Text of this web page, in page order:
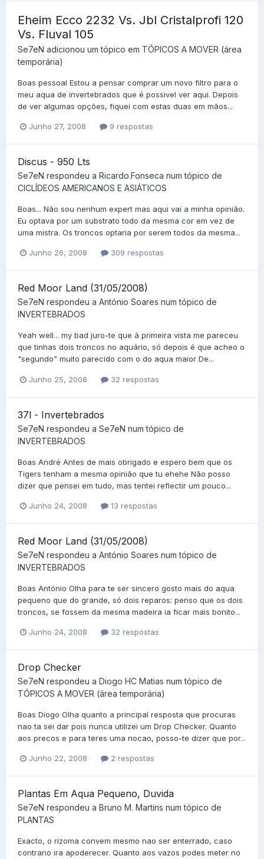
Eheim Ecco 2232 Vs. Jbl Cristalprofi 120
Vs. Fluval 105
Se7eN adicionou um tópico em TÓPICOS A MOVER (área
temporária)
Boas pessoal Estou a pensar comprar um novo filtro para o
meu aqua de invertebrados que é possivel ver aqui. Depois
de ver algumas opções, fiquei com estas duas em mãos...
Junho 27, 2008 9 respostas
Discus - 950 Lts
Se7eN respondeu a Ricardo.Fonseca num tópico de
CICLÍDEOS AMERICANOS E ASIÁTICOS
Boas... Não sou nenhum expert mas aqui vai a minha opinião.
Eu optava por um substrato todo da mesma cor em vez de
uma mistra. Os troncos optaria por serem todos da mesma...
Junho 26, 2008 309 respostas
Red Moor Land (31/05/2008)
Se7eN respondeu a António Soares num tópico de
INVERTEBRADOS
Yeah well... my bad juro-te que à primeira vista me pareceu
que tinhas dois troncos no aquário, só depois é que acheo o
"segundo" muito parecido com o do aqua maior De...
Junho 25, 2008 32 respostas
37l - Invertebrados
Se7eN respondeu a Se7eN num tópico de
INVERTEBRADOS
Boas André Antes de mais obrigado e espero bem que os
Tigers tenham a mesma opinião que tu ehehe Não posso
dizer que pensei em tudo, mas tentei reflectir um pouco...
Junho 24, 2008 13 respostas
Red Moor Land (31/05/2008)
Se7eN respondeu a António Soares num tópico de
INVERTEBRADOS
Boas António Olha para te ser sincero gosto mais do aqua
pequeno que do grande, só dois reparos: penso que os dois
troncos, se fossem da mesma madeira ia ficar mais bonito...
Junho 24, 2008 32 respostas
Drop Checker
Se7eN respondeu a Diogo HC Matias num tópico de
TÓPICOS A MOVER (área temporária)
Boas Diogo Olha quanto a principal resposta que procuras
nao ta sei dar pois nunca utilizei um Drop Checker. Quanto
aos precos e para teres uma nocao, posso-te dizer que por...
Junho 22, 2008 2 respostas
Plantas Em Aqua Pequeno, Duvida
Se7eN respondeu a Bruno M. Martins num tópico de
PLANTAS
Exacto, o rizoma convem mesmo nao ser enterrado, caso
contrario ira apoderecer. Quanto aos vazos podes meter no